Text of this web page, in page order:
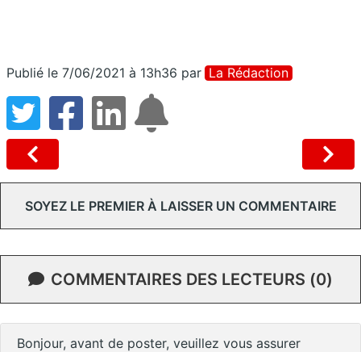
Publié le 7/06/2021 à 13h36 par La Rédaction
SOYEZ LE PREMIER À LAISSER UN COMMENTAIRE
COMMENTAIRES DES LECTEURS (0)
Bonjour, avant de poster, veuillez vous assurer